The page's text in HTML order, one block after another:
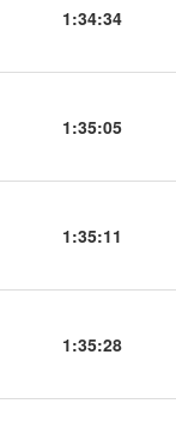
1:34:34
1:35:05
1:35:11
1:35:28